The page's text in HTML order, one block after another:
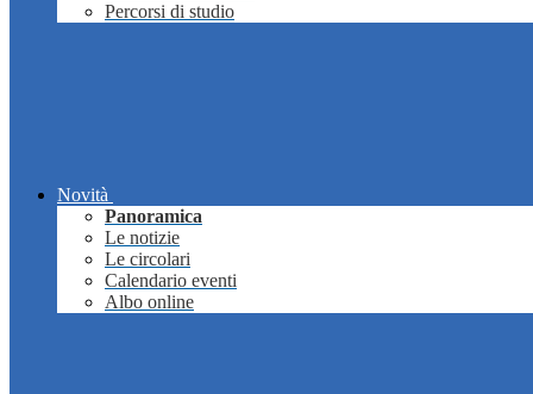
Percorsi di studio
Novità
Panoramica
Le notizie
Le circolari
Calendario eventi
Albo online